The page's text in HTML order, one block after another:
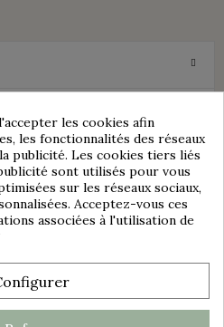
est dans un très bel état
camaïeu bleu.
de rayures au dos du plat.
système d'accroche murale prévu
collection ou décoratifs.
R L BOCH DELFT'S
:
les cookies afin
les fonctionnalités des réseaux
publicité. Les cookies tiers liés
sont utilisés pour vous
sur les réseaux sociaux,
Acceptez-vous ces
associées à l'utilisation de